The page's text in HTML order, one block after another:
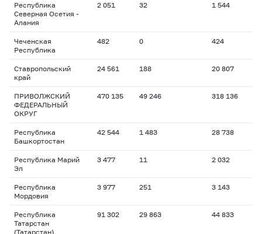
Республика
Северная Осетия -
Алания
2 051 32 1 544
Чеченская
Республика
482 0 424
Ставропольский
край
24 561 188 20 807
ПРИВОЛЖСКИЙ
ФЕДЕРАЛЬНЫЙ
ОКРУГ
470 135 49 246 318 136
Республика
Башкортостан
42 544 1 483 28 738
Республика Марий
Эл
3 477 11 2 032
Республика
Мордовия
3 977 251 3 143
Республика
Татарстан
(Татарстан)
91 302 29 863 44 833